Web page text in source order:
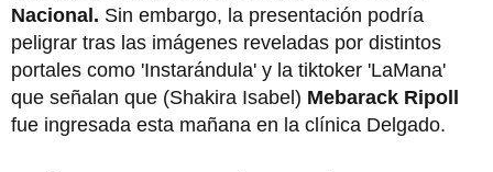
Nacional. Sin embargo, la presentación podría
peligrar tras las imágenes reveladas por distintos
portales como 'Instarándula' y la tiktoker 'LaMana'
que señalan que (Shakira Isabel) Mebarack Ripoll
fue ingresada esta mañana en la clínica Delgado.